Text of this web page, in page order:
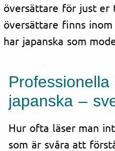
översättare för just er
översättare finns
har japanska som
Professionella
japanska –
Hur ofta läser man
som är svåra att